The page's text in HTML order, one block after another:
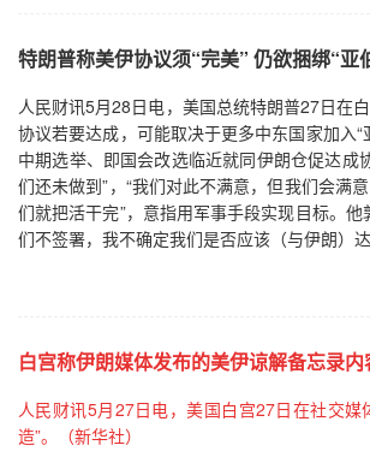
特朗普称美伊协议须“完美” 仍欲捆绑“亚
人民财讯5月28日电，美国总统特朗普27日在
协议若要达成，可能取决于更多中东国家加入
中期选举、即国会改选临近就同伊朗仓促达成
们还未做到”，“我们对此不满意，但我们会满
们就把活干完”，意指用军事手段实现目标。
们不签署，我不确定我们是否应该（与伊朗）
白宫称伊朗媒体发布的美伊谅解备忘录内
人民财讯5月27日电，美国白宫27日在社交
造”。（新华社）